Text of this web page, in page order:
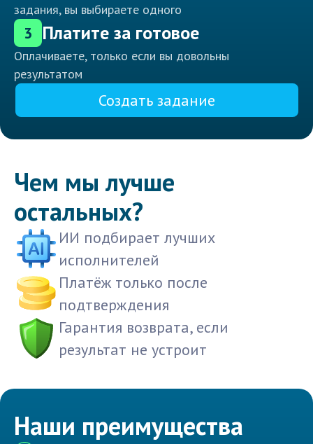
задания, вы выбираете одного
3 Платите за готовое
Оплачиваете, только если вы довольны
результатом
Создать задание
Чем мы лучше
остальных?
ИИ подбирает лучших
исполнителей
Платёж только после
подтверждения
Гарантия возврата, если
результат не устроит
Наши преимущества